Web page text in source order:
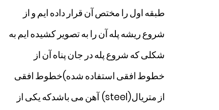
طبقهاولرامختصآنقرار دادهایمواز
شروعریشهپلهآنرابهتصویر کشیدهایمبه
شکلیکهشروعپلهدر جانپناهآناز
خطوطافقیاستفادهشده(خطوطافقی
از متریال(steel)آهنمیباشدکهیکیاز